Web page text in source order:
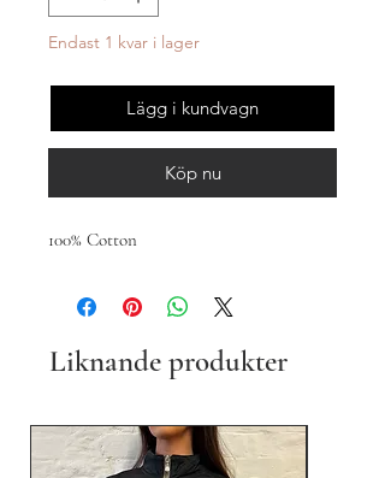
Endast 1 kvar i lager
Lägg i kundvagn
Köp nu
100% Cotton
Liknande produkter